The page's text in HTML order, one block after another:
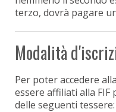
terzo, dovrà pagare
Modalità
Per poter accedere
essere affiliati alla
delle seguenti tessere: